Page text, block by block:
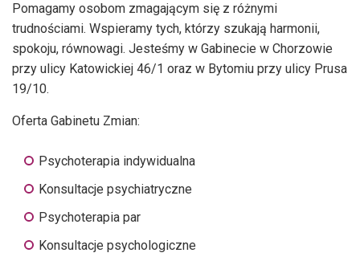
Pomagamy osobom zmagającym się z różnymi
trudnościami. Wspieramy tych, którzy szukają harmonii,
spokoju, równowagi. Jesteśmy w Gabinecie w Chorzowie
przy ulicy Katowickiej 46/1 oraz w Bytomiu przy ulicy Prusa
19/10.
Oferta Gabinetu Zmian:
Psychoterapia indywidualna
Konsultacje psychiatryczne
Psychoterapia par
Konsultacje psychologiczne